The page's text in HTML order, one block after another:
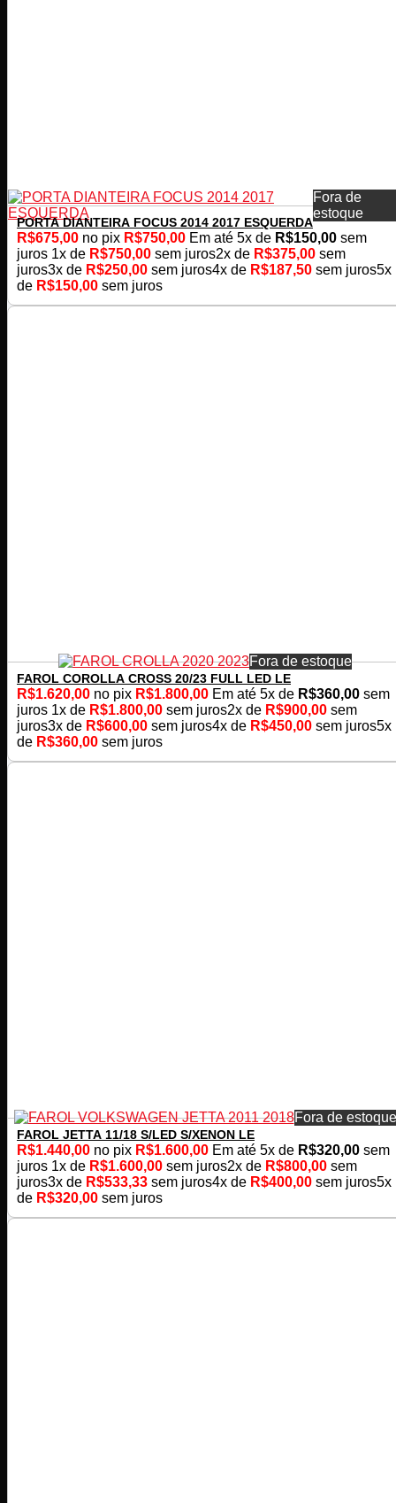
Fora de
estoque
PORTA DIANTEIRA FOCUS 2014 2017 ESQUERDA
R$675,00 no pix R$750,00 Em até 5x de R$150,00 sem
juros 1x de R$750,00 sem juros2x de R$375,00 sem
juros3x de R$250,00 sem juros4x de R$187,50 sem juros5x
de R$150,00 sem juros
Fora de estoque
FAROL COROLLA CROSS 20/23 FULL LED LE
R$1.620,00 no pix R$1.800,00 Em até 5x de R$360,00 sem
juros 1x de R$1.800,00 sem juros2x de R$900,00 sem
juros3x de R$600,00 sem juros4x de R$450,00 sem juros5x
de R$360,00 sem juros
Fora de estoque
FAROL JETTA 11/18 S/LED S/XENON LE
R$1.440,00 no pix R$1.600,00 Em até 5x de R$320,00 sem
juros 1x de R$1.600,00 sem juros2x de R$800,00 sem
juros3x de R$533,33 sem juros4x de R$400,00 sem juros5x
de R$320,00 sem juros